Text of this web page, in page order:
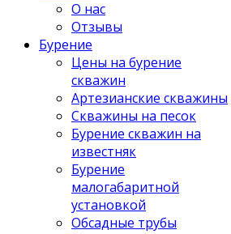
О нас
Отзывы
Бурение
Цены на бурение
скважин
Артезианские скважины
Скважины на песок
Бурение скважин на
известняк
Бурение
малогабаритной
установкой
Обсадные трубы